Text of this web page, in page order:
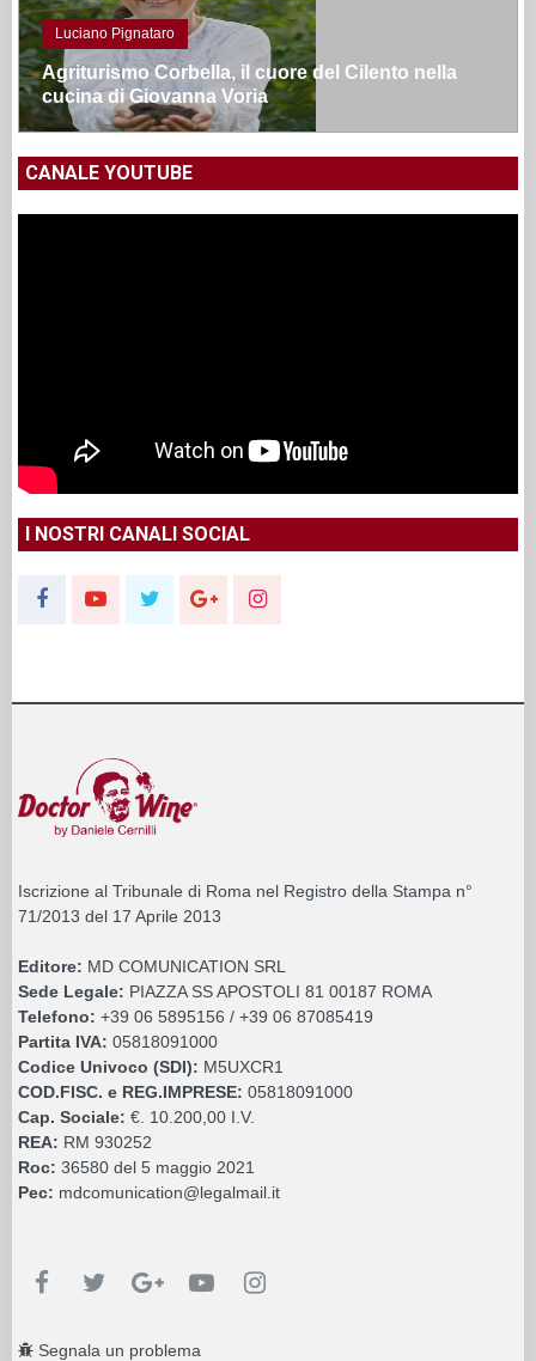
Luciano Pignataro
Agriturismo Corbella, il cuore del Cilento nella
cucina di Giovanna Voria
CANALE YOUTUBE
I NOSTRI CANALI SOCIAL
Iscrizione al Tribunale di Roma nel Registro della Stampa n°
71/2013 del 17 Aprile 2013
Editore: MD COMUNICATION SRL
Sede Legale: PIAZZA SS APOSTOLI 81 00187 ROMA
Telefono: +39 06 5895156 / +39 06 87085419
Partita IVA: 05818091000
Codice Univoco (SDI): M5UXCR1
COD.FISC. e REG.IMPRESE: 05818091000
Cap. Sociale: €. 10.200,00 I.V.
REA: RM 930252
Roc: 36580 del 5 maggio 2021
Pec: mdcomunication@legalmail.it
Segnala un problema